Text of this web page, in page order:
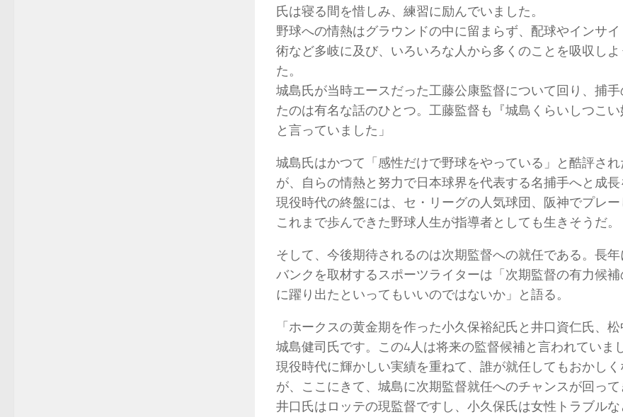
氏は寝る間を惜しみ、練習に励んでいました。
野球への情熱はグラウンドの中に留まらず、配球やインサ
術など多岐に及び、いろいろな人から多くのことを吸収し
た。
城島氏が当時エースだった工藤公康監督について回り、捕
たのは有名な話のひとつ。工藤監督も『城島くらいしつこい
と言っていました」
城島氏はかつて「感性だけで野球をやっている」と酷評さ
が、自らの情熱と努力で日本球界を代表する名捕手へと成長
現役時代の終盤には、セ・リーグの人気球団、阪神でプレー
これまで歩んできた野球人生が指導者としても生きそうだ。
そして、今後期待されるのは次期監督への就任である。長
バンクを取材するスポーツライターは「次期監督の有力候
に躍り出たといってもいいのではないか」と語る。
「ホークスの黄金期を作った小久保裕紀氏と井口資仁氏、
城島健司氏です。この4人は将来の監督候補と言われていま
現役時代に輝かしい実績を重ねて、誰が就任してもおかし
が、ここにきて、城島に次期監督就任へのチャンスが回って
井口氏はロッテの現監督ですし、小久保氏は女性トラブル